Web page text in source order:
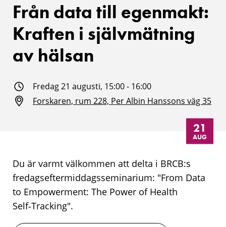
Från data till egenmakt:
Kraften i självmätning
av hälsan
Fredag 21 augusti, 15:00 - 16:00
Forskaren, rum 228, Per Albin Hanssons väg 35
21
AUG
Du är varmt välkommen att delta i BRCB:s
fredagseftermiddagsseminarium: "From Data
to Empowerment: The Power of Health
Self‑Tracking".